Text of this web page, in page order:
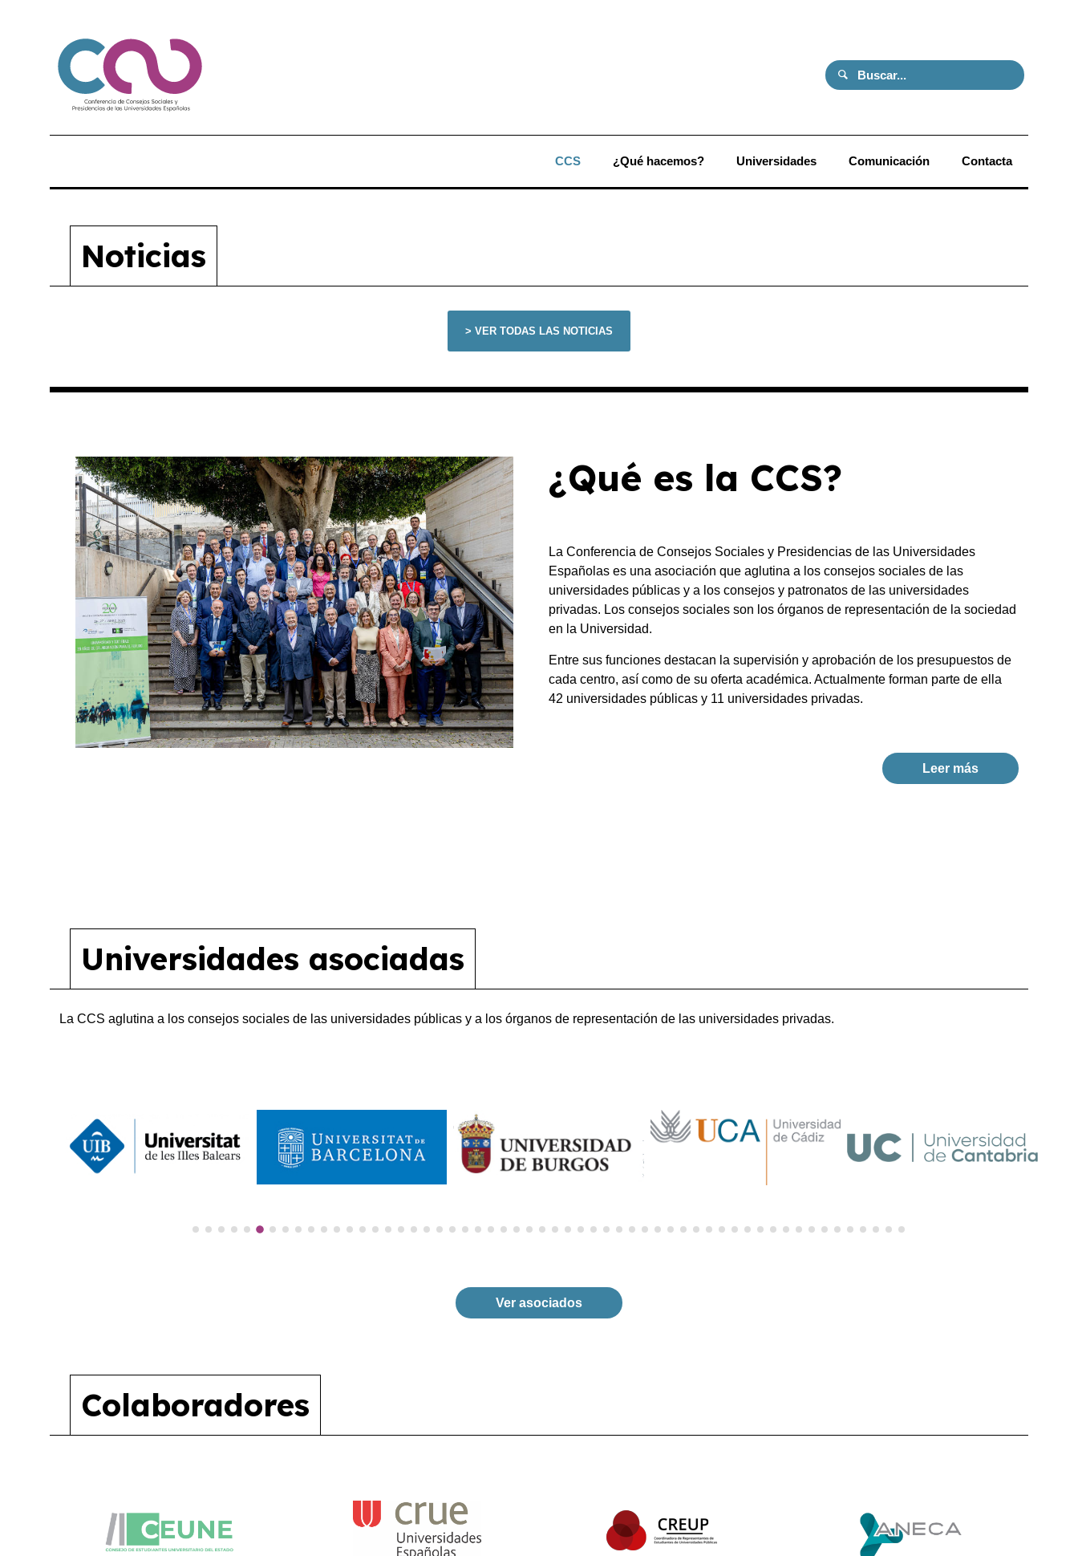
CCS ¿Qué hacemos? Universidades Comunicación Contacta
Noticias
> VER TODAS LAS NOTICIAS
¿Qué es la CCS?
La Conferencia de Consejos Sociales y Presidencias de las Universidades
Españolas es una asociación que aglutina a los consejos sociales de las
universidades públicas y a los consejos y patronatos de las universidades
privadas. Los consejos sociales son los órganos de representación de la sociedad
en la Universidad.
Entre sus funciones destacan la supervisión y aprobación de los presupuestos de
cada centro, así como de su oferta académica. Actualmente forman parte de ella
42 universidades públicas y 11 universidades privadas.
Leer más
Universidades asociadas
La CCS aglutina a los consejos sociales de las universidades públicas y a los órganos de representación de las universidades privadas.
Ver asociados
Colaboradores